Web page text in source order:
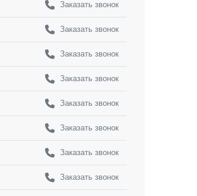
Заказать звонок
Заказать звонок
Заказать звонок
Заказать звонок
Заказать звонок
Заказать звонок
Заказать звонок
Заказать звонок